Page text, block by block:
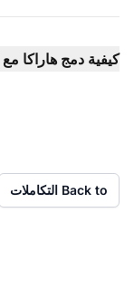
كيفية دمج هاراكا مع LiveAgent؟
Back to التكاملات